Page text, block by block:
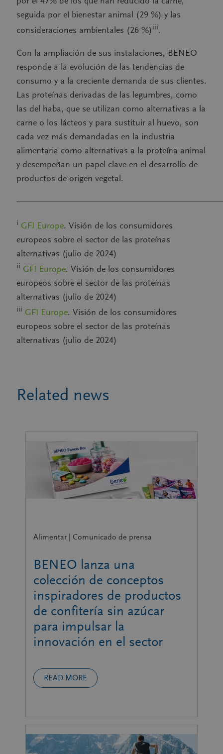
seguida por el bienestar animal (29 %) y las
consideraciones ambientales (26 %)iii.
Con la ampliación de sus instalaciones, BENEO
responde a la evolución de las tendencias de
consumo y a la creciente demanda de sus clientes.
Las proteínas derivadas de las legumbres, como
las del haba, que se utilizan como alternativas a la
carne o los lácteos y para sustituir al huevo, son
cada vez más demandadas en la industria
alimentaria como alternativas a la proteína animal
y desempeñan un papel clave en el desarrollo de
productos de origen vegetal.
i GFI Europe. Visión de los consumidores
europeos sobre el sector de las proteínas
alternativas (julio de 2024)
ii GFI Europe. Visión de los consumidores
europeos sobre el sector de las proteínas
alternativas (julio de 2024)
iii GFI Europe. Visión de los consumidores
europeos sobre el sector de las proteínas
alternativas (julio de 2024)
Related news
Alimentar | Comunicado de prensa
BENEO lanza una
colección de conceptos
inspiradores de productos
de confitería sin azúcar
para impulsar la
innovación en el sector
READ MORE